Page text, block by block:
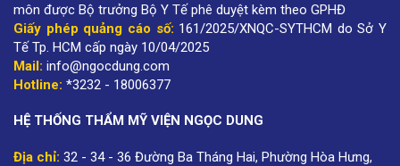
môn được Bộ trưởng Bộ Y Tế phê duyệt kèm theo GPHĐ
Giấy phép quảng cáo số: 161/2025/XNQC-SYTHCM do Sở Y
Tế Tp. HCM cấp ngày 10/04/2025
Mail: info@ngocdung.com
Hotline: *3232 - 18006377
HỆ THỐNG THẨM MỸ VIỆN NGỌC DUNG
Địa chỉ: 32 - 34 - 36 Đường Ba Tháng Hai, Phường Hòa Hưng,